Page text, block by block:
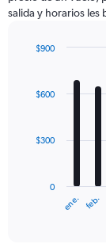
values.
to
salida y horarios les
with
12
The
ene. feb.
0
$300
$600
$900